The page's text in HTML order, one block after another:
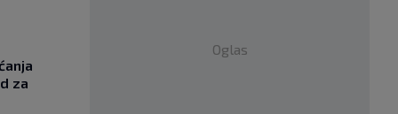
za
Oglas